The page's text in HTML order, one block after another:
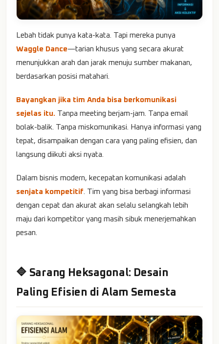
Lebah tidak punya kata-kata. Tapi mereka punya
Waggle Dance—tarian khusus yang secara akurat
menunjukkan arah dan jarak menuju sumber makanan,
berdasarkan posisi matahari.
Bayangkan jika tim Anda bisa berkomunikasi
sejelas itu. Tanpa meeting berjam-jam. Tanpa email
bolak-balik. Tanpa miskomunikasi. Hanya informasi yang
tepat, disampaikan dengan cara yang paling efisien, dan
langsung diikuti aksi nyata.
Dalam bisnis modern, kecepatan komunikasi adalah
senjata kompetitif . Tim yang bisa berbagi informasi
dengan cepat dan akurat akan selalu selangkah lebih
maju dari kompetitor yang masih sibuk menerjemahkan
pesan.
🔷 Sarang Heksagonal: Desain
Paling Efisien di Alam Semesta